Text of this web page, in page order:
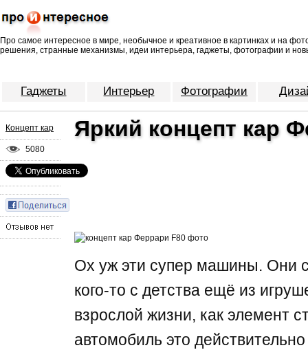
Про самое интересное в мире, необычное и креативное в картинках и на
решения, странные механизмы, идеи интерьера, гаджеты, фотографии и
Гаджеты Интерьер Фотографии
Концепт кар
5080
Яркий концепт кар
Ох уж эти супер машины. Они
кого-то с детства ещё из
взрослой жизни, как элемент
автомобиль это